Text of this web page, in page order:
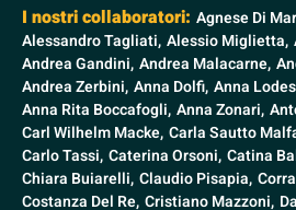
I nostri collaboratori: Agnese Di
Alessandro Tagliati, Alessio Miglietta,
Andrea Gandini, Andrea Malacarne,
Andrea Zerbini, Anna Dolfi, Anna
Anna Rita Boccafogli, Anna Zonari,
Carl Wilhelm Macke, Carla Sautto
Carlo Tassi, Caterina Orsoni, Catina
Chiara Buiarelli, Claudio Pisapia,
Costanza Del Re, Cristiano Mazzoni,